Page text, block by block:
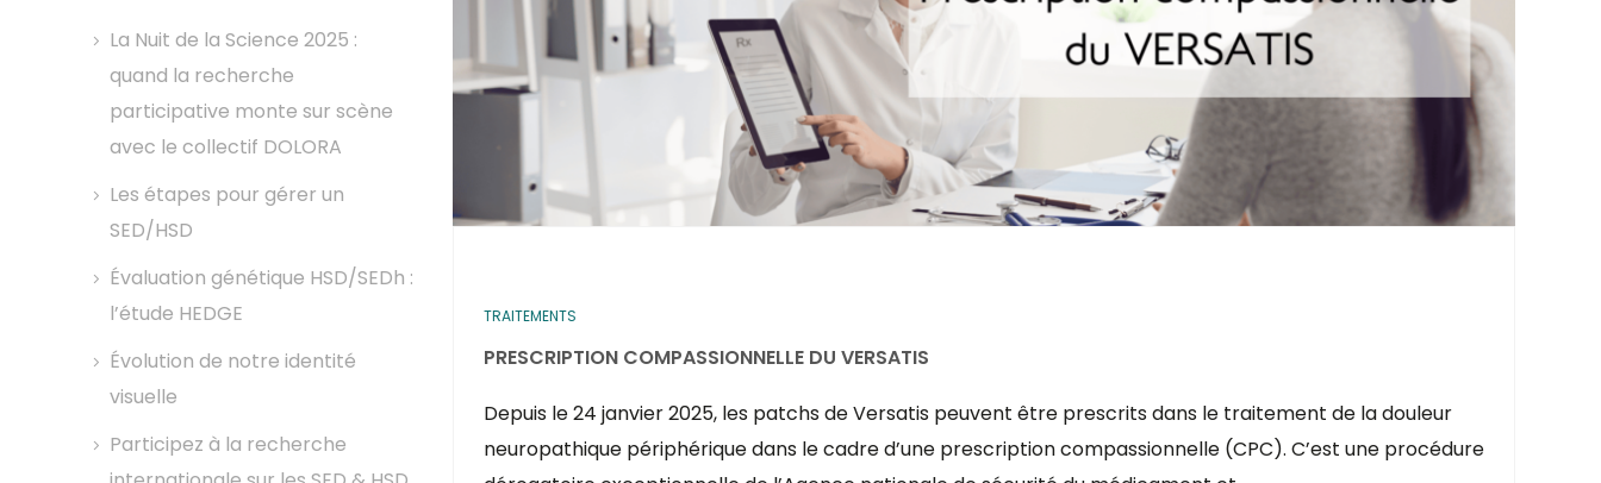
TRAITEMENTS
PRESCRIPTION COMPASSIONNELLE DU VERSATIS
Depuis le 24 janvier 2025, les patchs de Versatis peuvent être prescrits dans le traitement de la douleur
neuropathique périphérique dans le cadre d’une prescription compassionnelle (CPC). C’est une procédure
La Nuit de la Science 2025 :
quand la recherche
participative monte sur scène
avec le collectif DOLORA
Les étapes pour gérer un
SED/HSD
Évaluation génétique HSD/SEDh :
l’étude HEDGE
Évolution de notre identité
visuelle
Participez à la recherche